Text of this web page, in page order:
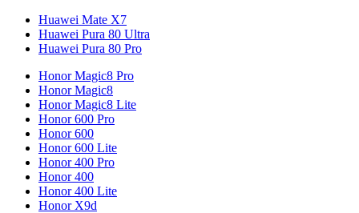
Huawei Mate X7
Huawei Pura 80 Ultra
Huawei Pura 80 Pro
Honor Magic8 Pro
Honor Magic8
Honor Magic8 Lite
Honor 600 Pro
Honor 600
Honor 600 Lite
Honor 400 Pro
Honor 400
Honor 400 Lite
Honor X9d